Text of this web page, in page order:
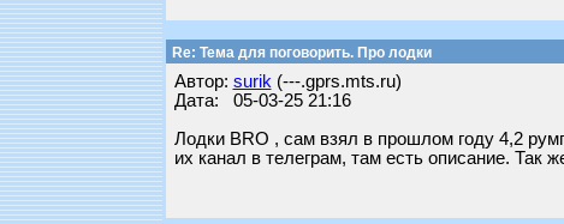
Re: Тема для поговорить. Про лодки
Автор: surik (---.gprs.mts.ru)
Дата: 05-03-25 21:16
Лодки BRO , сам взял в прошлом году 4,2
их канал в телеграм, там есть описание. Так